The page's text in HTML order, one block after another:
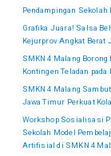
Pendampingan
Grafika Juara! Salsa
Kejurprov Angkat Berat
SMKN 4 Malang
Kontingen Teladan
SMKN 4 Malang
Jawa Timur Perkuat
Workshop Sosialisasi
Sekolah Model
Artifisial di SMKN 4